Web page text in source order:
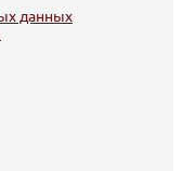
данных